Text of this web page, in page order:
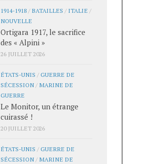
1914-1918 / BATAILLES / ITALIE /
NOUVELLE
Ortigara 1917, le sacrifice
des « Alpini »
26 JUILLET 2026
ÉTATS-UNIS /GUERRE DE
SÉCESSION / MARINE DE
GUERRE
Le Monitor, un étrange
cuirassé !
20 JUILLET 2026
ÉTATS-UNIS /GUERRE DE
SÉCESSION / MARINE DE